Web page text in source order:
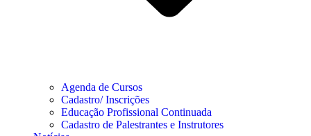
Agenda de Cursos
Cadastro/ Inscrições
Educação Profissional Continuada
Cadastro de Palestrantes e Instrutores